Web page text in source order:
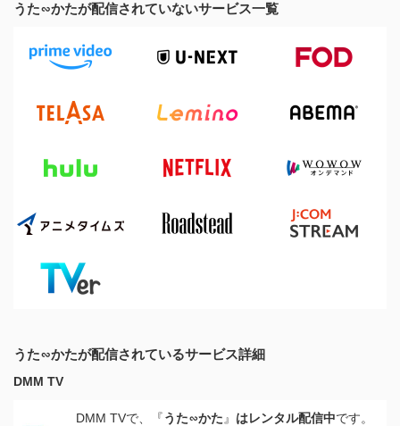
うた∽かたが配信されていないサービス一覧
うた∽かたが配信されているサービス詳細
DMM TV
DMM TVで、『うた∽かた 』 はレンタル配信中です。